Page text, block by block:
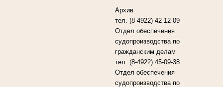
Архив
тел. (8-4922) 42-12-09
Отдел обеспечения
судопроизводства по
гражданским делам
тел. (8-4922) 45-09-38
Отдел обеспечения
судопроизводства по